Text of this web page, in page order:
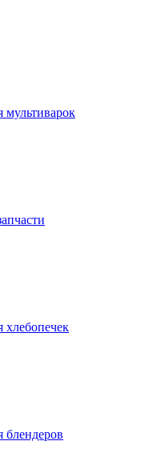
мультиварок
хлебопечек
блендеров